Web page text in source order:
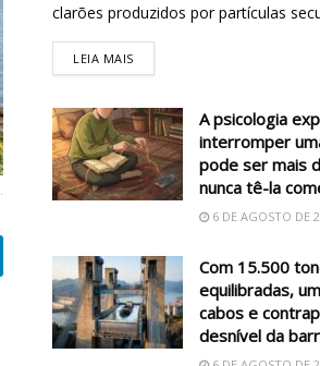
clarões produzidos por partículas
LEIA MAIS
A psicologia
interromper
pode ser mais
nunca tê-la
6 DE AGOSTO DE
Com 15.500
equilibradas,
cabos e
desnível da